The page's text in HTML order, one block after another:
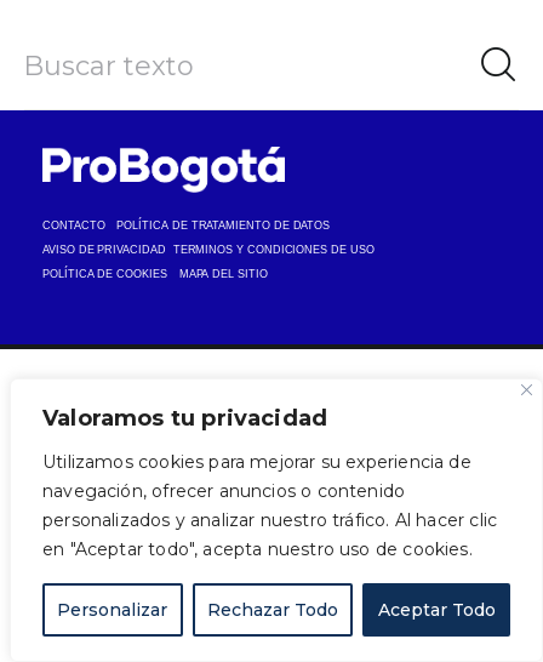
Valoramos tu privacidad
Utilizamos cookies para mejorar su experiencia de
navegación, ofrecer anuncios o contenido
personalizados y analizar nuestro tráfico. Al hacer clic
en "Aceptar todo", acepta nuestro uso de cookies.
Personalizar Rechazar Todo Aceptar Todo
CONTACTO
POLÍTICA DE TRATAMIENTO DE DATOS
AVISO DE PRIVACIDAD
TERMINOS Y CONDICIONES DE USO
POLÍTICA DE COOKIES
MAPA DEL SITIO